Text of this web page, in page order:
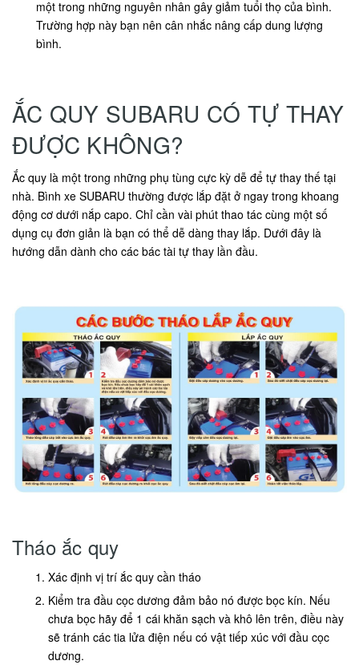
một trong những nguyên nhân gây giảm tuổi thọ của bình.
Trường hợp này bạn nên cân nhắc nâng cấp dung lượng
bình.
ẮC QUY SUBARU CÓ TỰ THAY
ĐƯỢC KHÔNG?
Ắc quy là một trong những phụ tùng cực kỳ dễ để tự thay thế tại
nhà. Bình xe SUBARU thường được lắp đặt ở ngay trong khoang
động cơ dưới nắp capo. Chỉ cần vài phút thao tác cùng một số
dụng cụ đơn giản là bạn có thể dễ dàng thay lắp. Dưới đây là
hướng dẫn dành cho các bác tài tự thay lần đầu.
Tháo ắc quy
Xác định vị trí ắc quy cần tháo
Kiểm tra đầu cọc dương đảm bảo nó được bọc kín. Nếu
chưa bọc hãy để 1 cái khăn sạch và khô lên trên, điều này
sẽ tránh các tia lửa điện nếu có vật tiếp xúc với đầu cọc
dương.